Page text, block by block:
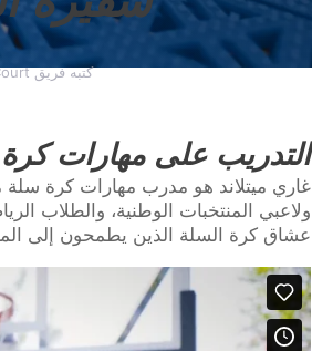
كتبه فريق OnCourt – متخصصون في تصميم ملاعب كرة السلة، الأرضيات والسلال
التدريب على مهارات كرة
غاري ميتلاند هو مدرب مهارات كرة سلة
ولاعبي المنتخبات الوطنية، والطلاب
عشاق كرة السلة الذين يطمحون إلى